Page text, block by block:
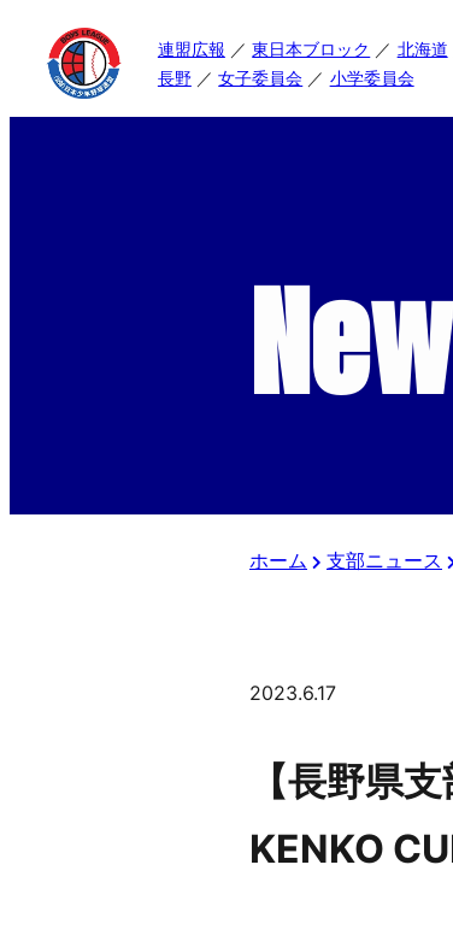
連盟広報 東日本ブロック 北海道
長野
女子委員会 小学委員会
ホーム 支部ニュース
2023.6.17
【長野県
KENKO